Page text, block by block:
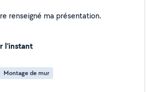
Je n'ai pas encore renseigné ma présentation.
l'instant
Montage de mur